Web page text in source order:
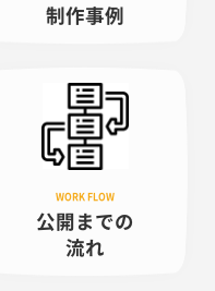
制作事例
公開までの
流れ